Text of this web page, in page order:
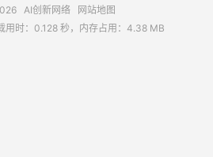
AI创新网络
网站地图
用时：0.128 秒，内存占用：4.38 MB